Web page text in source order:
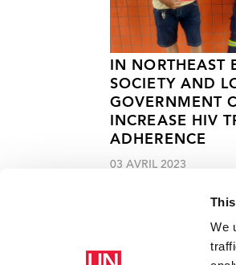
We
IN NORTHEAST
SOCIETY AND
GOVERNMENT
INCREASE HIV
ADHERENCE
03 AVRIL 2023
Ressources - En savoir plus